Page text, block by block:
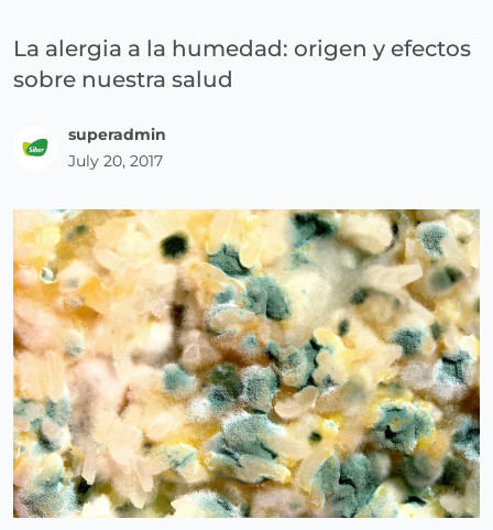
La alergia a la humedad: origen y efectos
sobre nuestra salud
superadmin
July 20, 2017